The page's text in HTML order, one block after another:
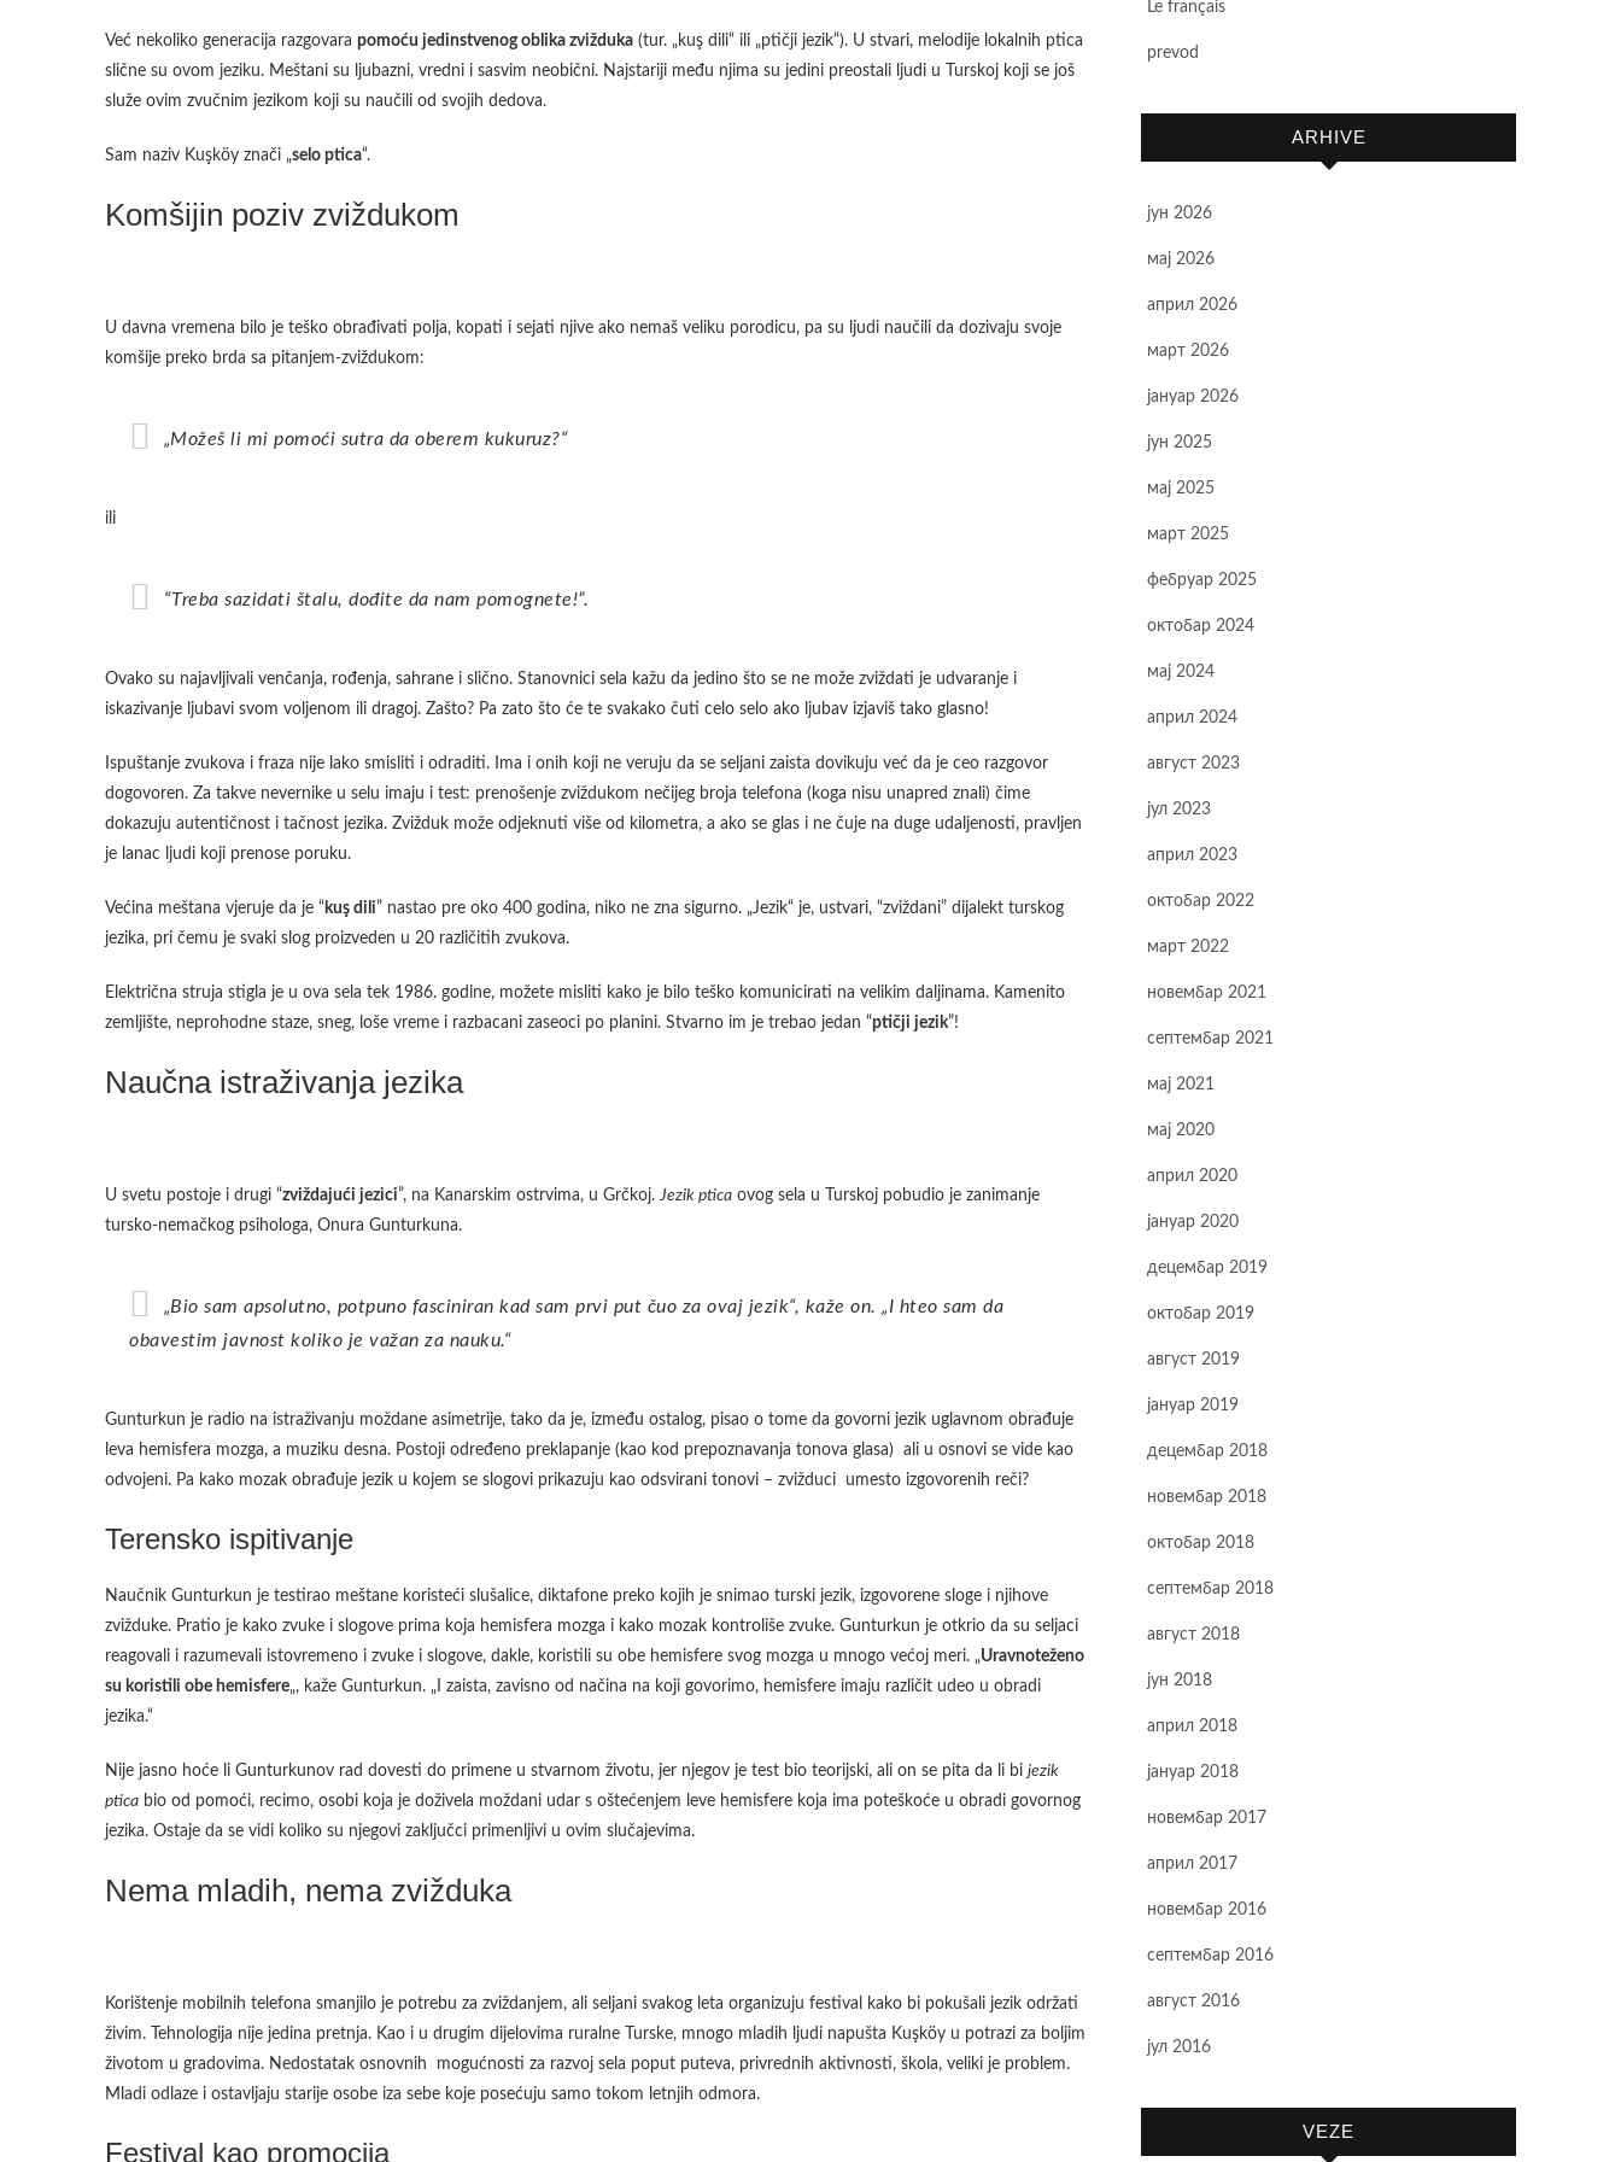
Već nekoliko generacija razgovara pomoću jedinstvenog oblika zvižduka (tur. „kuş dili“ ili „ptičji jezik“). U stvari, melodije lokalnih ptica
slične su ovom jeziku. Meštani su ljubazni, vredni i sasvim neobični. Najstariji među njima su jedini preostali ljudi u Turskoj koji se još
služe ovim zvučnim jezikom koji su naučili od svojih dedova.
Sam naziv Kuşköy znači „selo ptica“.
Komšijin poziv zviždukom
U davna vremena bilo je teško obrađivati polja, kopati i sejati njive ako nemaš veliku porodicu, pa su ljudi naučili da dozivaju svoje
komšije preko brda sa pitanjem-zviždukom:
„Možeš li mi pomoći sutra da oberem kukuruz?“
ili
“Treba sazidati štalu, dođite da nam pomognete!”.
Ovako su najavljivali venčanja, rođenja, sahrane i slično. Stanovnici sela kažu da jedino što se ne može zviždati je udvaranje i
iskazivanje ljubavi svom voljenom ili dragoj. Zašto? Pa zato što će te svakako čuti celo selo ako ljubav izjaviš tako glasno!
Ispuštanje zvukova i fraza nije lako smisliti i odraditi. Ima i onih koji ne veruju da se seljani zaista dovikuju već da je ceo razgovor
dogovoren. Za takve nevernike u selu imaju i test: prenošenje zviždukom nečijeg broja telefona (koga nisu unapred znali) čime
dokazuju autentičnost i tačnost jezika. Zvižduk može odjeknuti više od kilometra, a ako se glas i ne čuje na duge udaljenosti, pravljen
je lanac ljudi koji prenose poruku.
Većina meštana vjeruje da je “ kuş dili” nastao pre oko 400 godina, niko ne zna sigurno. „Jezik“ je, ustvari, “zviždani” dijalekt turskog
jezika, pri čemu je svaki slog proizveden u 20 različitih zvukova.
Električna struja stigla je u ova sela tek 1986. godine, možete misliti kako je bilo teško komunicirati na velikim daljinama. Kamenito
zemljište, neprohodne staze, sneg, loše vreme i razbacani zaseoci po planini. Stvarno im je trebao jedan “ptičji jezik”!
Naučna istraživanja jezika
U svetu postoje i drugi “zviždajući jezici”, na Kanarskim ostrvima, u Grčkoj.Jezik ptica ovog sela u Turskoj pobudio je zanimanje
tursko-nemačkog psihologa, Onura Gunturkuna.
„Bio sam apsolutno, potpuno fasciniran kad sam prvi put čuo za ovaj jezik“, kaže on. „I hteo sam da
obavestim javnost koliko je važan za nauku.“
Gunturkun je radio na istraživanju moždane asimetrije, tako da je, između ostalog, pisao o tome da govorni jezik uglavnom obrađuje
leva hemisfera mozga, a muziku desna. Postoji određeno preklapanje (kao kod prepoznavanja tonova glasa) ali u osnovi se vide kao
odvojeni. Pa kako mozak obrađuje jezik u kojem se slogovi prikazuju kao odsvirani tonovi – zvižduci umesto izgovorenih reči?
Terensko ispitivanje
Naučnik Gunturkun je testirao meštane koristeći slušalice, diktafone preko kojih je snimao turski jezik, izgovorene sloge i njihove
zvižduke. Pratio je kako zvuke i slogove prima koja hemisfera mozga i kako mozak kontroliše zvuke. Gunturkun je otkrio da su seljaci
reagovali i razumevali istovremeno i zvuke i slogove, dakle, koristili su obe hemisfere svog mozga u mnogo većoj meri. „Uravnoteženo
su koristili obe hemisfere„, kaže Gunturkun. „I zaista, zavisno od načina na koji govorimo, hemisfere imaju različit udeo u obradi
jezika.“
Nije jasno hoće li Gunturkunov rad dovesti do primene u stvarnom životu, jer njegov je test bio teorijski, ali on se pita da li bi jezik
ptica bio od pomoći, recimo, osobi koja je doživela moždani udar s oštećenjem leve hemisfere koja ima poteškoće u obradi govornog
jezika. Ostaje da se vidi koliko su njegovi zaključci primenljivi u ovim slučajevima.
Nema mladih, nema zvižduka
Korištenje mobilnih telefona smanjilo je potrebu za zviždanjem, ali seljani svakog leta organizuju festival kako bi pokušali jezik održati
živim. Tehnologija nije jedina pretnja. Kao i u drugim dijelovima ruralne Turske, mnogo mladih ljudi napušta Kuşköy u potrazi za boljim
životom u gradovima. Nedostatak osnovnih mogućnosti za razvoj sela poput puteva, privrednih aktivnosti, škola, veliki je problem.
Mladi odlaze i ostavljaju starije osobe iza sebe koje posećuju samo tokom letnjih odmora.
Festival kao promocija
Le français
prevod
ARHIVE
јун 2026
мај 2026
април 2026
март 2026
јануар 2026
јун 2025
мај 2025
март 2025
фебруар 2025
октобар 2024
мај 2024
април 2024
август 2023
јул 2023
април 2023
октобар 2022
март 2022
новембар 2021
септембар 2021
мај 2021
мај 2020
април 2020
јануар 2020
децембар 2019
октобар 2019
август 2019
јануар 2019
децембар 2018
новембар 2018
октобар 2018
септембар 2018
август 2018
јун 2018
април 2018
јануар 2018
новембар 2017
април 2017
новембар 2016
септембар 2016
август 2016
јул 2016
VEZE